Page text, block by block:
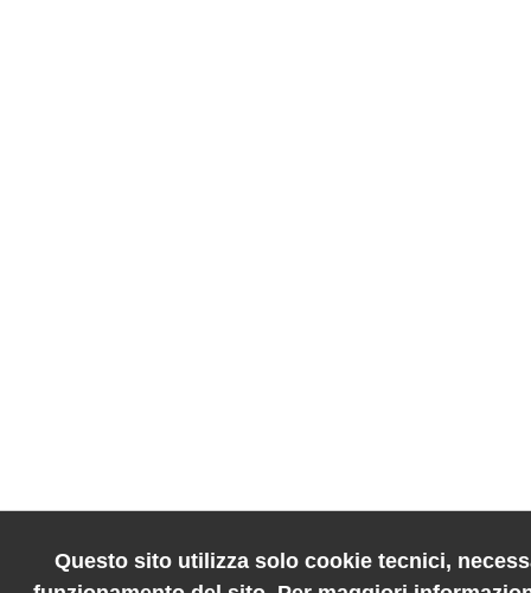
Questo sito utilizza solo cookie tecnici,